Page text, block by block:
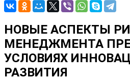
НОВЫЕ АСПЕКТЫ
МЕНЕДЖМЕНТА
УСЛОВИЯХ
РАЗВИТИЯ